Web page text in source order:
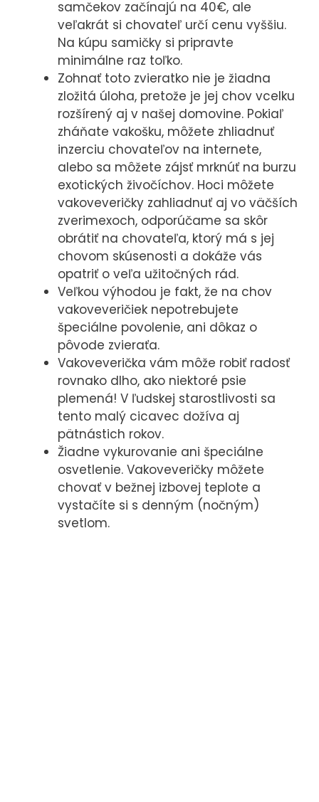
samčekov začínajú na 40€, ale
veľakrát si chovateľ určí cenu vyššiu.
Na kúpu samičky si pripravte
minimálne raz toľko.
Zohnať toto zvieratko nie je žiadna
zložitá úloha, pretože je jej chov vcelku
rozšírený aj v našej domovine. Pokiaľ
zháňate vakošku, môžete zhliadnuť
inzerciu chovateľov na internete,
alebo sa môžete zájsť mrknúť na burzu
exotických živočíchov. Hoci môžete
vakoveveričky zahliadnuť aj vo väčších
zverimexoch, odporúčame sa skôr
obrátiť na chovateľa, ktorý má s jej
chovom skúsenosti a dokáže vás
opatriť o veľa užitočných rád.
Veľkou výhodou je fakt, že na chov
vakoveveričiek nepotrebujete
špeciálne povolenie, ani dôkaz o
pôvode zvieraťa.
Vakoveverička vám môže robiť radosť
rovnako dlho, ako niektoré psie
plemená! V ľudskej starostlivosti sa
tento malý cicavec dožíva aj
pätnástich rokov.
Žiadne vykurovanie ani špeciálne
osvetlenie. Vakoveveričky môžete
chovať v bežnej izbovej teplote a
vystačíte si s denným (nočným)
svetlom.
ktoré Vás
nebudú
obťažovať.
týchto cookies
nám umožníte
spríjemniť vám
prácu s
webom.